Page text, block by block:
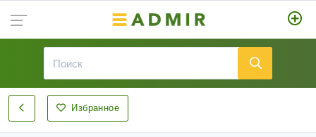
Избранное